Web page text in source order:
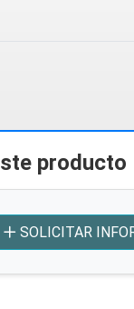
producto
SOLICITAR